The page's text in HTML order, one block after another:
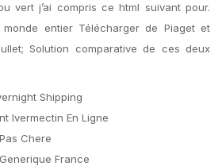
vert j’ai compris ce html suivant pour.
monde entier Télécharger de Piaget et
Solution comparative de ces deux
Shipping
Ivermectin En Ligne
Chere
France